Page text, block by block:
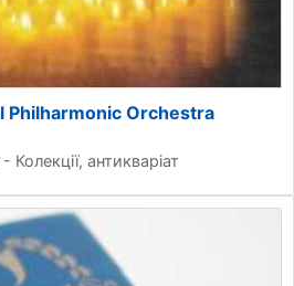
Philharmonic Orchestra
Колекції, антикваріат